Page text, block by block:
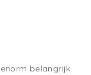
belangrijk.